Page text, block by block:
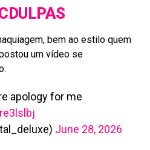
bem ao estilo quem
um vídeo se
apology for me
June 28, 2026